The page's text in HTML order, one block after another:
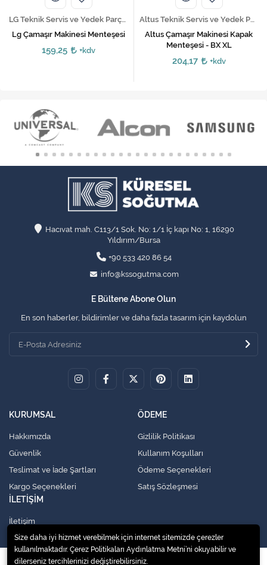
LG Teknik Servis ve Yedek Parça Hizmetleri
Lg Çamaşır Makinesi Menteşesi
159,25 +kdv
Altus Teknik Servis ve Yedek Parça Hizmetleri
Altus Çamaşır Makinesi Kapak
Menteşesi - BX XL
204,17 +kdv
Hacıvat mah. C113/1 Sok. No: 1/1 İç kapı No: 1, 16290
Yıldırım/Bursa
+90 533 420 86 54
info@kssogutma.com
E Bültene Abone Olun
En son haberler, bildirimler ve daha fazla tasarım için kaydolun
KURUMSAL
Hakkımızda
Güvenlik
Teslimat ve İade Şartları
Kargo Seçenekleri
ÖDEME
Gizlilik Politikası
Kullanım Koşulları
Ödeme Seçenekleri
Satış Sözleşmesi
İLETİŞİM
İletişim
© 2020Küresel Soğutma Sistemleri Yedek Parça San. Ve Tic. Ltd. Şti.
Size daha iyi hizmet verebilmek için internet sitemizde çerezler
kullanılmaktadır. Çerez Politikaları Aydınlatma Metni’ni okuyabilir ve
dilerseniz tercihlerinizi değiştirebilirsiniz.